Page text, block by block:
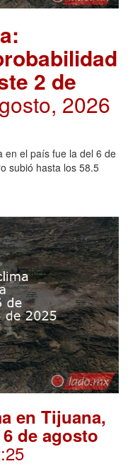
2 de
2026
en el país fue la del 6 de
subió hasta los 58.5
en Tijuana,
de agosto